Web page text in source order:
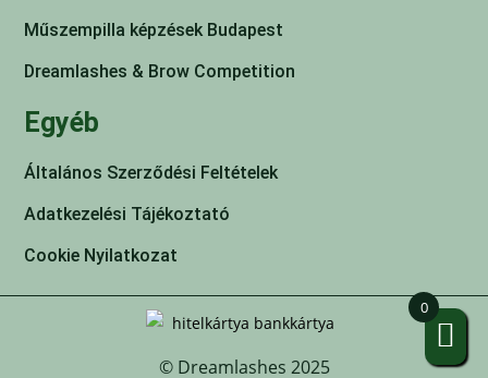
Műszempilla képzések Budapest
Dreamlashes & Brow Competition
Egyéb
Általános Szerződési Feltételek
Adatkezelési Tájékoztató
Cookie Nyilatkozat
© Dreamlashes 2025
0